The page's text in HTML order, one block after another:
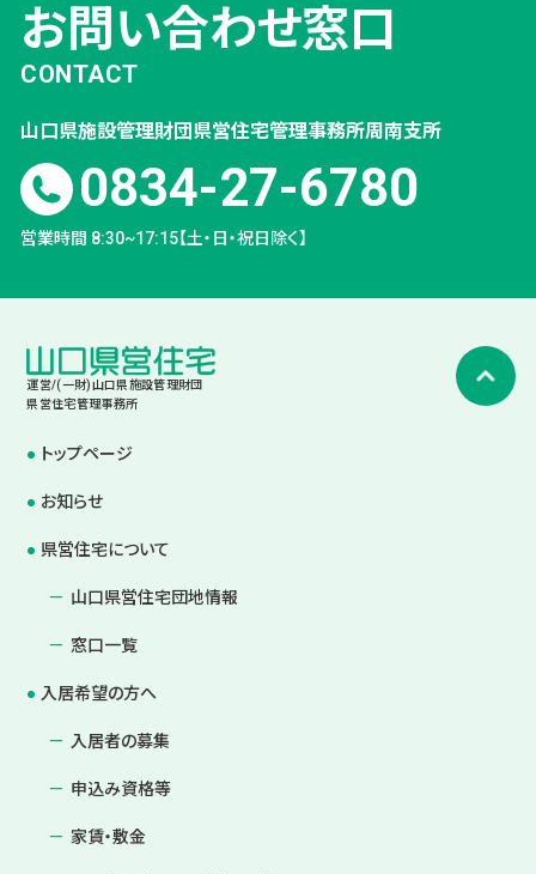
お問い合わせ窓口
CONTACT
山口県施設管理財団 県営住宅管理事務所周南支所
0834-27-6780
営業時間 8:30~17:15【土・日・祝日除く】
運営/(一財)山口県施設管理財団
県営住宅管理事務所
トップページ
お知らせ
県営住宅について
山口県営住宅団地情報
窓口一覧
入居希望の方へ
入居者の募集
申込み資格等
家賃・敷金